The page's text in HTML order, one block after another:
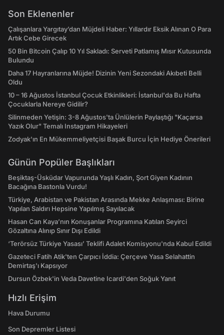
Son Eklenenler
Çalışanlara Yargıtay’dan Müjdeli Haber: Yıllardır Eksik Alınan O Para
Artık Cebe Girecek
50 Bin Bitcoin Çalıp 10 Yıl Sakladı: Serveti Patlamış Mısır Kutusunda
Bulundu
Daha 17 Hayranlarına Müjde! Dizinin Yeni Sezondaki Akıbeti Belli
Oldu
10 – 16 Ağustos İstanbul Çocuk Etkinlikleri: İstanbul'da Bu Hafta
Çocuklarla Nereye Gidilir?
Silinmeden Yetişin: 3-8 Ağustos'ta Ünlülerin Paylaştığı "Kaçarsa
Yazık Olur" Temalı Instagram Hikayeleri
Zodyak'ın En Mükemmeliyetçisi Başak Burcu İçin Hediye Önerileri
Günün Popüler Başlıkları
Beşiktaş-Üsküdar Vapurunda Yaşlı Kadın, Şort Giyen Kadının
Bacağına Bastonla Vurdu!
Türkiye, Arabistan ve Pakistan Arasında Mekke Anlaşması: Birine
Yapılan Saldırı Hepsine Yapılmış Sayılacak
Hasan Can Kaya’nın Konuşanlar Programına Katılan Seyirci
Gözaltına Alınıp Sınır Dışı Edildi
‘Terörsüz Türkiye Yasası’ Teklifi Adalet Komisyonu'nda Kabul Edildi
Gazeteci Fatih Atik'ten Çarpıcı İddia: Çerçeve Yasa Selahattin
Demirtaş'ı Kapsıyor
Dursun Özbek'in Veda Davetine Icardi'den Soğuk Yanıt
Hızlı Erişim
Hava Durumu
Son Depremler Listesi